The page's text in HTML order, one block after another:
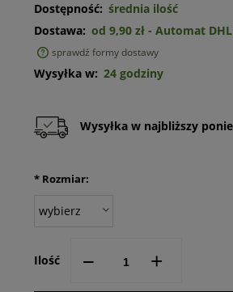
Dostępność: średnia ilość
Dostawa: od 9,90 zł - Automat
sprawdź formy dostawy
Wysyłka w: 24 godziny
Wysyłka w najbliższy
*Rozmiar:
Ilość -- +